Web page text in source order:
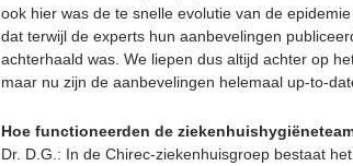
ook hier was de te snelle evolutie van de
dat terwijl de experts hun aanbevelingen
achterhaald was. We liepen dus altijd achter op
maar nu zijn de aanbevelingen helemaal up-to-
Hoe functioneerden de
Dr. D.G.: In de Chirec-ziekenhuisgroep bestaat